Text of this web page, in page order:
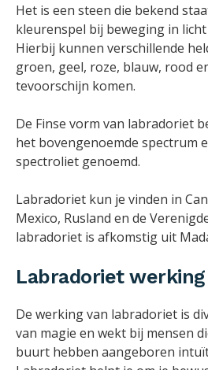
Het is een steen die bekend
kleurenspel bij beweging in
Hierbij kunnen verschillende
groen, geel, roze, blauw, rood
tevoorschijn komen.
De Finse vorm van labradoriet
het bovengenoemde spectrum
spectroliet genoemd.
Labradoriet kun je vinden in
Mexico, Rusland en de
labradoriet is afkomstig uit
Labradoriet werking
De werking van labradoriet is
van magie en wekt bij mensen
buurt hebben aangeboren